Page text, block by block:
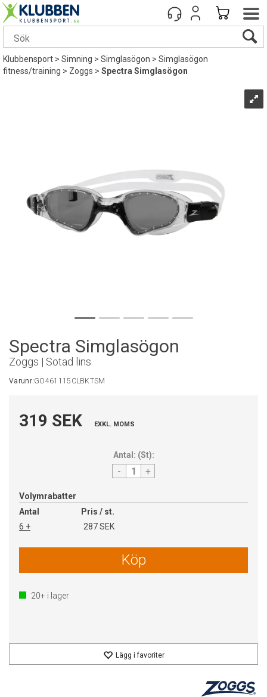
Klubbensport>Simning>Simglasögon>Simglasögon
fitness/training>Zoggs>Spectra Simglasögon
Spectra Simglasögon
Zoggs | Sotad lins
Varunr:GO461115CLBKTSM
319 SEK EXKL. MOMS
Antal: (St):
- +
Volymrabatter
Antal
Pris / st.
6 +
287 SEK
Köp
20+ i lager
Lägg i favoriter